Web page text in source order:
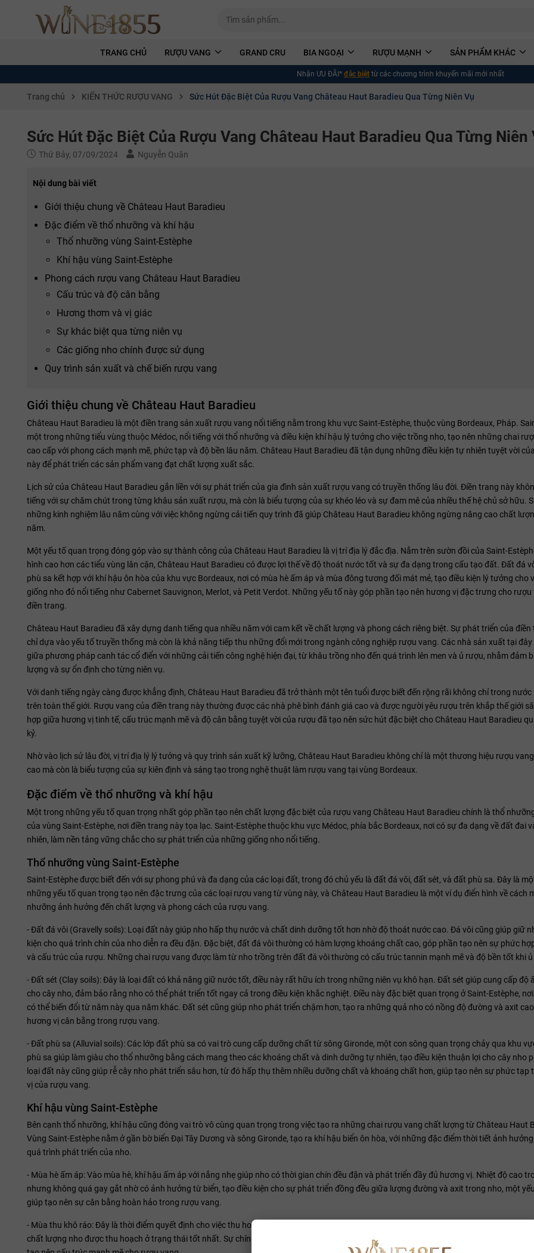
TRANG CHỦ RƯỢU VANG GRAND CRU BIA NGOẠI RƯỢU MẠNH SẢN PHẨM KHÁC
Nhận ƯU ĐÃI* đặc biệt từ các chương trình khuyến mãi mới nhất
Trang chủ KIẾN THỨC RƯỢU VANG Sức Hút Đặc Biệt Của Rượu Vang Château Haut Baradieu Qua Từng Niên Vụ
Sức Hút Đặc Biệt Của Rượu Vang Château Haut Baradieu Qua Từng Niên
Thứ Bảy, 07/09/2024 Nguyễn Quân
Nội dung bài viết
Giới thiệu chung về Château Haut Baradieu
Đặc điểm về thổ nhưỡng và khí hậu
Thổ nhưỡng vùng Saint-Estèphe
Khí hậu vùng Saint-Estèphe
Phong cách rượu vang Château Haut Baradieu
Cấu trúc và độ cân bằng
Hương thơm và vị giác
Sự khác biệt qua từng niên vụ
Các giống nho chính được sử dụng
Quy trình sản xuất và chế biến rượu vang
Giới thiệu chung về Château Haut Baradieu
Château Haut Baradieu là một điền trang sản xuất rượu vang nổi tiếng nằm trong khu vực Saint-Estèphe, thuộc vùng Bordeaux, Pháp.
một trong những tiểu vùng thuộc Médoc, nổi tiếng với thổ nhưỡng và điều kiện khí hậu lý tưởng cho việc trồng nho, tạo nên những chai
cao cấp với phong cách mạnh mẽ, phức tạp và độ bền lâu năm. Château Haut Baradieu đã tận dụng những điều kiện tự nhiên tuyệt vời
này để phát triển các sản phẩm vang đạt chất lượng xuất sắc.
Lịch sử của Château Haut Baradieu gắn liền với sự phát triển của gia đình sản xuất rượu vang có truyền thống lâu đời. Điền trang này
tiếng với sự chăm chút trong từng khâu sản xuất rượu, mà còn là biểu tượng của sự khéo léo và sự đam mê của nhiều thế hệ chủ sở hữu.
những kinh nghiệm lâu năm cùng với việc không ngừng cải tiến quy trình đã giúp Château Haut Baradieu không ngừng nâng cao chất
năm.
Một yếu tố quan trọng đóng góp vào sự thành công của Château Haut Baradieu là vị trí địa lý đắc địa. Nằm trên sườn đồi của Saint-
hình cao hơn các tiểu vùng lân cận, Château Haut Baradieu có được lợi thế về độ thoát nước tốt và sự đa dạng trong cấu tạo đất. Đất đá
phù sa kết hợp với khí hậu ôn hòa của khu vực Bordeaux, nơi có mùa hè ấm áp và mùa đông tương đối mát mẻ, tạo điều kiện lý tưởng cho
giống nho đỏ nổi tiếng như Cabernet Sauvignon, Merlot, và Petit Verdot. Những yếu tố này góp phần tạo nên hương vị đặc trưng cho rượu
điền trang.
Château Haut Baradieu đã xây dựng danh tiếng qua nhiều năm với cam kết về chất lượng và phong cách riêng biệt. Sự phát triển của
chỉ dựa vào yếu tố truyền thống mà còn là khả năng tiếp thu những đổi mới trong ngành công nghiệp rượu vang. Các nhà sản xuất tại đây
giữa phương pháp canh tác cổ điển với những cải tiến công nghệ hiện đại, từ khâu trồng nho đến quá trình lên men và ủ rượu, nhằm đảm
lượng và sự ổn định cho từng niên vụ.
Với danh tiếng ngày càng được khẳng định, Château Haut Baradieu đã trở thành một tên tuổi được biết đến rộng rãi không chỉ trong nước
trên toàn thế giới. Rượu vang của điền trang này thường được các nhà phê bình đánh giá cao và được người yêu rượu trên khắp thế giới
hợp giữa hương vị tinh tế, cấu trúc mạnh mẽ và độ cân bằng tuyệt vời của rượu đã tạo nên sức hút đặc biệt cho Château Haut Baradieu
kỷ.
Nhờ vào lịch sử lâu đời, vị trí địa lý lý tưởng và quy trình sản xuất kỹ lưỡng, Château Haut Baradieu không chỉ là một thương hiệu rượu
cao mà còn là biểu tượng của sự kiên định và sáng tạo trong nghệ thuật làm rượu vang tại vùng Bordeaux.
Đặc điểm về thổ nhưỡng và khí hậu
Một trong những yếu tố quan trọng nhất góp phần tạo nên chất lượng đặc biệt của rượu vang Château Haut Baradieu chính là thổ
của vùng Saint-Estèphe, nơi điền trang này tọa lạc. Saint-Estèphe thuộc khu vực Médoc, phía bắc Bordeaux, nơi có sự đa dạng về đất đai
nhiên, làm nền tảng vững chắc cho sự phát triển của những giống nho nổi tiếng.
Thổ nhưỡng vùng Saint-Estèphe
Saint-Estèphe được biết đến với sự phong phú và đa dạng của các loại đất, trong đó chủ yếu là đất đá vôi, đất sét, và đất phù sa. Đây là
những yếu tố quan trọng tạo nên đặc trưng của các loại rượu vang từ vùng này, và Château Haut Baradieu là một ví dụ điển hình về cách
nhưỡng ảnh hưởng đến chất lượng và phong cách của rượu vang.
- Đất đá vôi (Gravelly soils): Loại đất này giúp nho hấp thụ nước và chất dinh dưỡng tốt hơn nhờ độ thoát nước cao. Đá vôi cũng giúp giữ
kiện cho quá trình chín của nho diễn ra đều đặn. Đặc biệt, đất đá vôi thường có hàm lượng khoáng chất cao, góp phần tạo nên sự phức
và cấu trúc của rượu. Những chai rượu vang được làm từ nho trồng trên đất đá vôi thường có cấu trúc tannin mạnh mẽ và độ bền tốt khi ủ
- Đất sét (Clay soils): Đây là loại đất có khả năng giữ nước tốt, điều này rất hữu ích trong những niên vụ khô hạn. Đất sét giúp cung cấp độ
cho cây nho, đảm bảo rằng nho có thể phát triển tốt ngay cả trong điều kiện khắc nghiệt. Điều này đặc biệt quan trọng ở Saint-Estèphe,
có thể biến đổi từ năm này qua năm khác. Đất sét cũng giúp nho phát triển chậm hơn, tạo ra những quả nho có nồng độ đường và axit
hương vị cân bằng trong rượu vang.
- Đất phù sa (Alluvial soils): Các lớp đất phù sa có vai trò cung cấp dưỡng chất từ sông Gironde, một con sông quan trọng chảy qua khu
phù sa giúp làm giàu cho thổ nhưỡng bằng cách mang theo các khoáng chất và dinh dưỡng tự nhiên, tạo điều kiện thuận lợi cho cây nho
loại đất này cũng giúp rễ cây nho phát triển sâu hơn, từ đó hấp thụ thêm nhiều dưỡng chất và khoáng chất hơn, giúp tạo nên sự phức tạp
vị của rượu vang.
Khí hậu vùng Saint-Estèphe
Bên cạnh thổ nhưỡng, khí hậu cũng đóng vai trò vô cùng quan trọng trong việc tạo ra những chai rượu vang chất lượng từ Château Haut
Vùng Saint-Estèphe nằm ở gần bờ biển Đại Tây Dương và sông Gironde, tạo ra khí hậu biển ôn hòa, với những đặc điểm thời tiết ảnh
quá trình phát triển của nho.
- Mùa hè ấm áp: Vào mùa hè, khí hậu ấm áp với nắng nhẹ giúp nho có thời gian chín đều đặn và phát triển đầy đủ hương vị. Nhiệt độ cao
nhưng không quá gay gắt nhờ có ảnh hưởng từ biển, tạo điều kiện cho sự phát triển đồng đều giữa lượng đường và axit trong nho, một
giúp tạo nên sự cân bằng hoàn hảo trong rượu vang.
- Mùa thu khô ráo: Đây là thời điểm quyết định cho việc thu hoạch nho. Mùa thu khô ráo, ít mưa giúp nho không bị ẩm ướt hoặc dễ bị nấm
chất lượng nho được thu hoạch ở trạng thái tốt nhất. Sự chín muồi của nho trong điều kiện lý tưởng này giúp tăng cường hương vị và